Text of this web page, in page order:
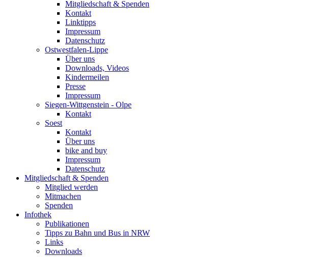
Mitgliedschaft & Spenden
Kontakt
Linktipps
Impressum
Datenschutz
Ostwestfalen-Lippe
Über uns
Downloads, Videos
Kindermeilen
Presse
Impressum
Siegen-Wittgenstein - Olpe
Kontakt
Soest
Kontakt
Über uns
bike and buy
Impressum
Datenschutz
Mitgliedschaft & Spenden
Mitglied werden
Mitmachen
Spenden
Infothek
Publikationen
Tipps zu Bahn und Bus in NRW
Links
Downloads